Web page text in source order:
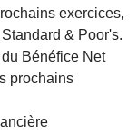
exercices,
& Poor's.
Bénéfice Net
prochains